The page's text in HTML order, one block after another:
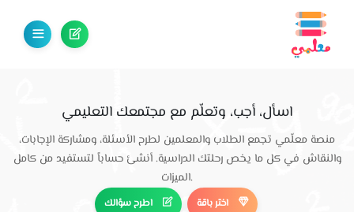
اسأل، أجب، وتعلّم مع مجتمعك التعليمي
منصة معلّمي تجمع الطلاب والمعلمين لطرح الأسئلة، ومشاركة الإجابات،
والنقاش في كل ما يخص رحلتك الدراسية. أنشئ حساباً لتستفيد من كامل
الميزات.
اطرح سؤالك اختر باقة